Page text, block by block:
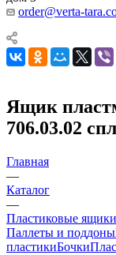
order@verta-
Ящик
706.03.02
Главная
—
Каталог
—
Пластиковые ящики
Паллеты и поддоны
пластикиБочки